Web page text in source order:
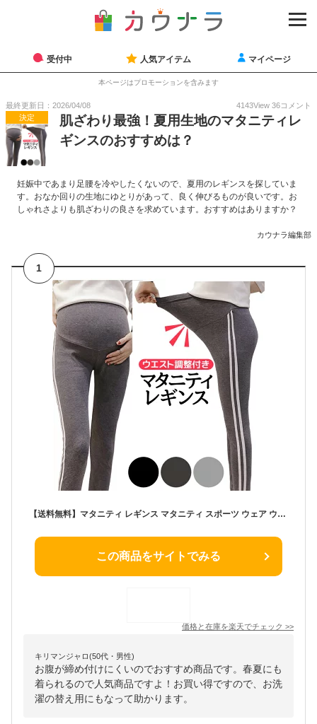
受付中 人気アイテム マイページ
本ページはプロモーションを含みます
最終更新日：2026/04/08 4143View 36コメント
決定
肌ざわり最強！夏用生地のマタニティレ
ギンスのおすすめは？
妊娠中であまり足腰を冷やしたくないので、夏用のレギンスを探していま
す。おなか回りの生地にゆとりがあって、良く伸びるものが良いです。お
しゃれさよりも肌ざわりの良さを求めています。おすすめはありますか？
カウナラ編集部
1
【送料無料】マタニティ レギンス マタニティ スポーツ ウェア ウエスト ゆったり 調整 マタニティー レギンス スパッツ サイド ライン ルームウェア ストレッチ 冷え対策 妊婦 産前 産後 スポーティ 運動 ゴム ブラック グレー 黒 カジュアル シンプル ヨガ ピラティス 春夏
この商品をサイトでみる
価格と在庫を楽天でチェック >>
キリマンジャロ(50代・男性)
お腹が締め付けにくいのでおすすめ商品です。春夏にも
着られるので人気商品ですよ！お買い得ですので、お洗
濯の替え用にもなって助かります。